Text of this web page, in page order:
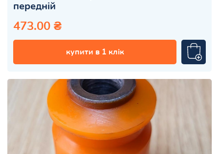
передній
473.00 ₴
купити в 1 клік